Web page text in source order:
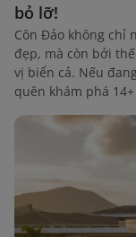
bỏ lỡ!
Côn Đảo không chỉ
đẹp, mà còn bởi
vị biển cả. Nếu
quên khám phá